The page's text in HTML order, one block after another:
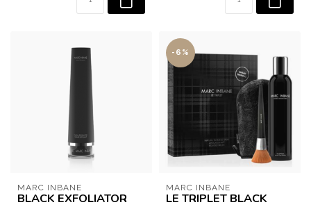
MARC INBANE
BLACK EXFOLIATOR
-6%
MARC INBANE
LE TRIPLET BLACK